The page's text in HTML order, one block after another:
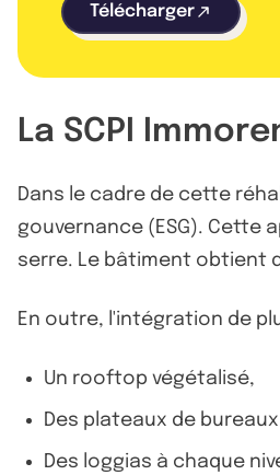
Télécharger
La SCPI
Dans le cadre de cette
gouvernance (ESG). Cette
serre. Le bâtiment obtient
En outre, l'intégration de
Un rooftop végétalisé,
Des plateaux de
Des loggias à chaque